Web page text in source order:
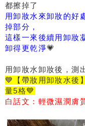
都擦掉了
用卸妝水來卸妝的好
掉部分，
這樣一來後續用卸妝
卸得更乾淨💗
用卸妝水卸妝後，測
💙【帶妝用卸妝水後
量5格💙
白話文：輕微濕潤膚